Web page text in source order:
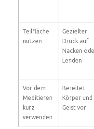
Teilfläche
nutzen
Gezielter
Druck auf
Nacken
Lenden
Vor dem
Meditieren
kurz
verwenden
Bereitet
Körper und
Geist vor